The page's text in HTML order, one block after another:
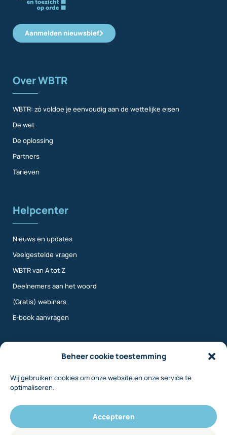
Beheer cookie toestemming
Wij gebruiken cookies om onze website en onze service te
optimaliseren.
Accepteren
Aanmelden nieuwsbief
Over WBTR
WBTR: zó voldoe je eenvoudig aan de wettelijke eisen
De wet
De oplossing
Partners
Tarieven
Helpcenter
Nieuws en updates
Veelgestelde vragen
WBTR van A tot Z
Deelnemers aan het woord
(Gratis) webinars
E-book aanvragen
Over ons